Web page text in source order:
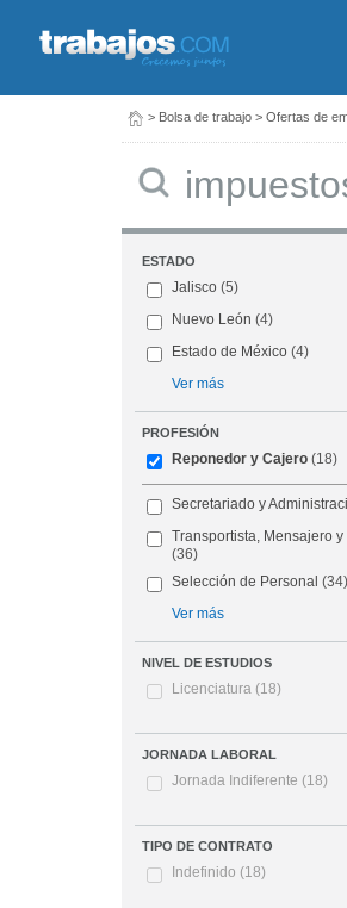
> Bolsa de trabajo > Ofertas de
ESTADO
Jalisco (5)
Nuevo León (4)
Estado de México (4)
Ver más
PROFESIÓN
Reponedor y Cajero (18)
Secretariado y
Transportista, Mensajero
(36)
Selección de Personal (34)
Ver más
NIVEL DE ESTUDIOS
Licenciatura (18)
JORNADA LABORAL
Jornada Indiferente (18)
TIPO DE CONTRATO
Indefinido (18)